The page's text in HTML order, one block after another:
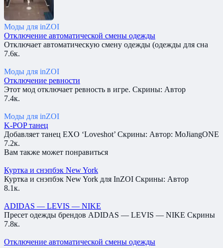
Моды для inZOI
Отключение автоматической смены одежды
Отключает автоматическую смену одежды (одежды для сна
7.6к.
Моды для inZOI
Отключение ревности
Этот мод отключает ревность в игре. Скрины: Автор
7.4к.
Моды для inZOI
K-POP танец
Добавляет танец EXO ‘Loveshot’ Скрины: Автор: MoJiangONE
7.2к.
Вам также может понравиться
Куртка и снэпбэк New York
Куртка и снэпбэк New York для InZOI Скрины: Автор
8.1к.
ADIDAS — LEVIS — NIKE
Пресет одежды брендов ADIDAS — LEVIS — NIKE Скрины
7.8к.
Отключение автоматической смены одежды